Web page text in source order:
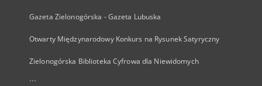
Gazeta Zielonogórska - Gazeta Lubuska
Otwarty Międzynarodowy Konkurs na Rysunek Satyryczny
Zielonogórska Biblioteka Cyfrowa dla Niewidomych
...